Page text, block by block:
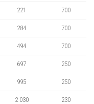
221 700
284 700
494 700
697 250
995 250
2 030 230